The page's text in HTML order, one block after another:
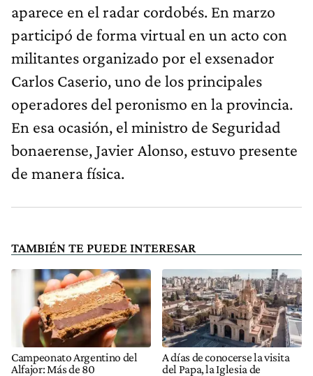
aparece en el radar cordobés. En marzo
participó de forma virtual en un acto con
militantes organizado por el exsenador
Carlos Caserio, uno de los principales
operadores del peronismo en la provincia.
En esa ocasión, el ministro de Seguridad
bonaerense, Javier Alonso, estuvo presente
de manera física.
TAMBIÉN TE PUEDE INTERESAR
Campeonato Argentino del
Alfajor: Más de 80
A días de conocerse la visita
del Papa, la Iglesia de